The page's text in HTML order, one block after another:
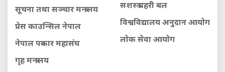
सूचना तथा सञ्चार मन्त्रालय
प्रेस काउन्सिल नेपाल
नेपाल पत्रकार महासंघ
गृह मन्त्रालय
सशस्त्र प्रहरी बल
विश्वविद्यालय अनुदान आयाेग
लाेक सेवा आयाेग